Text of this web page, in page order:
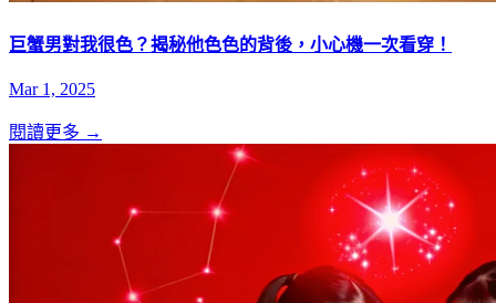
巨蟹男對我很色？揭秘他色色的背後，小心機一次看穿！
Mar 1, 2025
閱讀更多 →